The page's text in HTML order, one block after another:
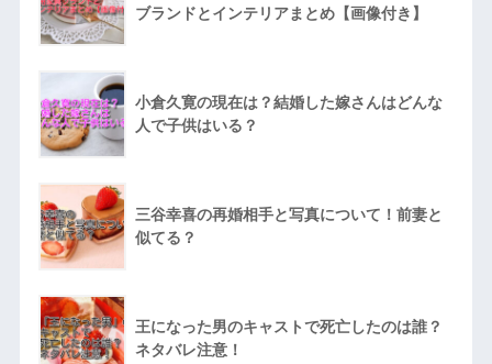
ブランドとインテリアまとめ【画像付き】
小倉久寛の現在は？結婚した嫁さんはどんな
人で子供はいる？
三谷幸喜の再婚相手と写真について！前妻と
似てる？
王になった男のキャストで死亡したのは誰？
ネタバレ注意！